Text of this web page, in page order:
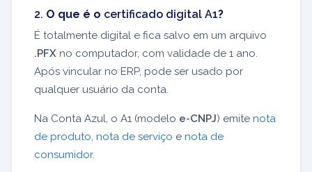
2. O que é o certificado digital A1?
É totalmente digital e fica salvo em um arquivo
.PFX no computador, com validade de 1 ano.
Após vincular no ERP, pode ser usado por
qualquer usuário da conta.
Na Conta Azul, o A1 (modelo e-CNPJ) emite nota
de produto nota de serviço e nota de
consumidor.